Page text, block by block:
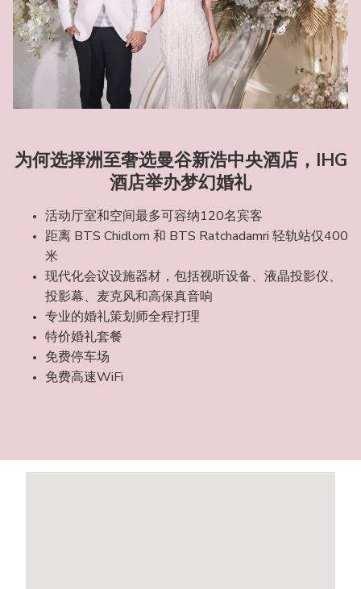
为何选择洲至奢选曼谷新浩中央酒店，IHG
酒店举办梦幻婚礼
活动厅室和空间最多可容纳120名宾客
距离 BTS Chidlom 和 BTS Ratchadamri 轻轨站仅400
米
现代化会议设施器材，包括视听设备、液晶投影仪、
投影幕、麦克风和高保真音响
专业的婚礼策划师全程打理
特价婚礼套餐
免费停车场
免费高速WiFi